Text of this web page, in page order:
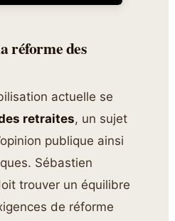
réforme des
actuelle se
retraites, un sujet
publique ainsi
Sébastien
trouver un équilibre
de réforme